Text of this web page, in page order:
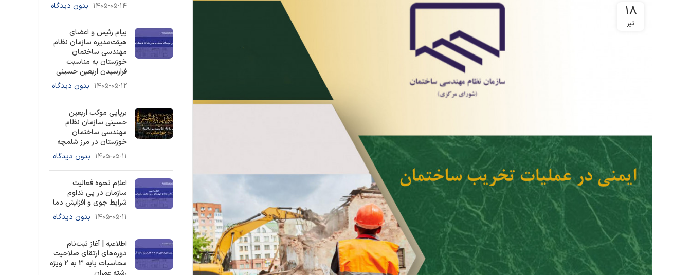
18
تیر
۱۴۰۵-۰۵-۱۴ بدون دیدگاه
پیام رئیس و اعضای
هیئت‌مدیره سازمان نظام
مهندسی ساختمان
خوزستان به مناسبت
فرارسیدن اربعین حسینی
۱۴۰۵-۰۵-۱۲ بدون دیدگاه
برپایی موکب اربعین
حسینی سازمان نظام
مهندسی ساختمان
خوزستان در مرز شلمچه
۱۴۰۵-۰۵-۱۱ بدون دیدگاه
اعلام نحوه فعالیت
سازمان در پی تداوم
شرایط جوی و افزایش دما
۱۴۰۵-۰۵-۱۱ بدون دیدگاه
اطلاعیه | آغاز ثبت‌نام
دوره‌های ارتقای صلاحیت
محاسبات پایه 3 به ۲ ویژه